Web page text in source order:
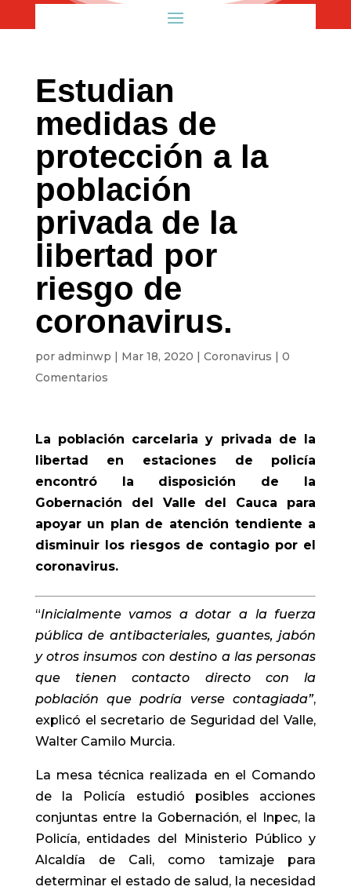
Estudian
medidas de
protección a la
población
privada de la
libertad por
riesgo de
coronavirus.
por adminwp | Mar 18, 2020 | Coronavirus | 0
Comentarios
La población carcelaria y privada de la
libertad en estaciones de policía
encontró la disposición de la
Gobernación del Valle del Cauca para
apoyar un plan de atención tendiente a
disminuir los riesgos de contagio por el
coronavirus.
“Inicialmente vamos a dotar a la fuerza
pública de antibacteriales, guantes, jabón
y otros insumos con destino a las personas
que tienen contacto directo con la
población que podría verse contagiada”,
explicó el secretario de Seguridad del Valle,
Walter Camilo Murcia.
La mesa técnica realizada en el Comando
de la Policía estudió posibles acciones
conjuntas entre la Gobernación, el Inpec, la
Policía, entidades del Ministerio Público y
Alcaldía de Cali, como tamizaje para
determinar el estado de salud, la necesidad